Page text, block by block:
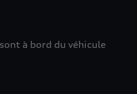
à bord du véhicule